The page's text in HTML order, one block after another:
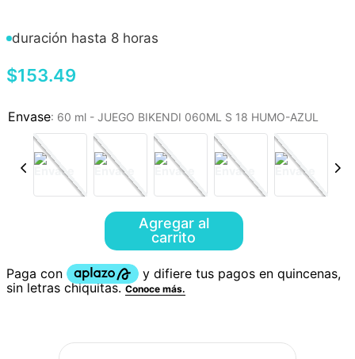
duración hasta 8 horas
$153.49
: 60 ml - JUEGO BIKENDI 060ML S 18 HUMO-AZUL
Agregar al
carrito